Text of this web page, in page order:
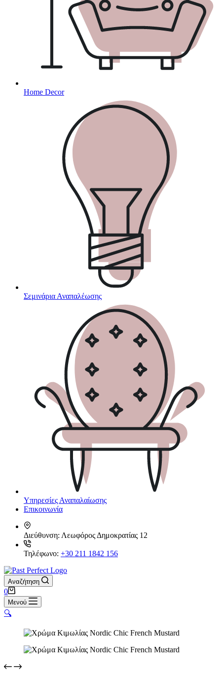
Home Decor
Σεμινάρια Αναπαλέωσης
Υπηρεσίες Αναπαλαίωσης
Επικοινωνία
Διεύθυνση: Λεωφόρος Δημοκρατίας 12
Τηλέφωνο: +30 211 1842 156
Αναζήτηση
Καλάθι
Αγορών
0
Μενού
🔍